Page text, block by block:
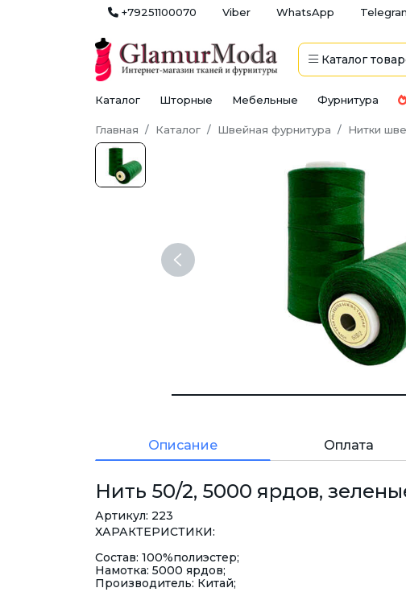
+79251100070 Viber WhatsApp
Каталог
Каталог Шторные Мебельные Фурнитура
Главная Каталог Швейная фурнитура Нитки
Previous
Описание Оплата
Нить 50/2, 5000 ярдов,
Артикул: 223
ХАРАКТЕРИСТИКИ:
Состав: 100%полиэстер;
Намотка: 5000 ярдов;
Производитель: Китай;